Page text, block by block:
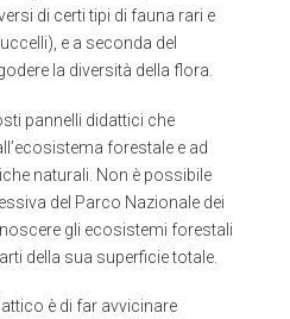
di certi tipi di fauna rari e
e a seconda del
la diversità della flora.
pannelli didattici che
forestale e ad
naturali. Non è possibile
del Parco Nazionale dei
gli ecosistemi forestali
della sua superficie totale.
è di far avvicinare